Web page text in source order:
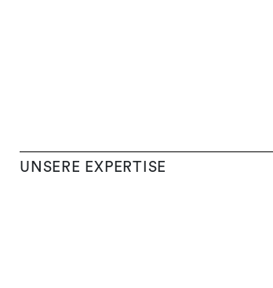
UNSERE EXPERTISE